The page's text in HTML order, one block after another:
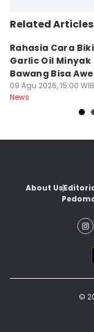
Related Articles
Rahasia Cara
Garlic Oil Minyak
Bawang Bisa
Berbulan-bulan:
Level Resto!
09 Agu 2026, 15:00 WIB
News
About Us
©